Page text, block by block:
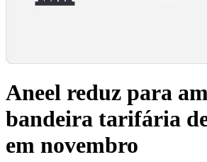
Aneel reduz para
bandeira tarifária
em novembro